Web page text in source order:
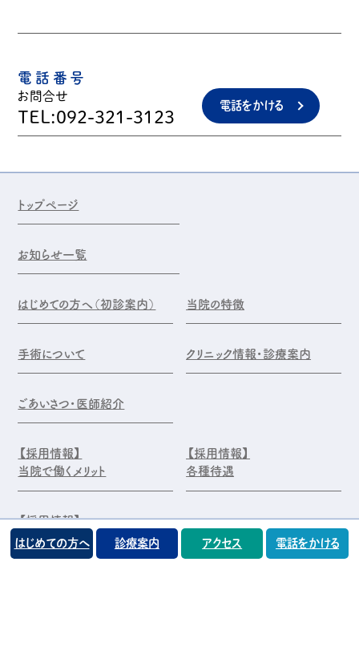
電話番号
お問合せ
TEL:092-321-3123
電話をかける
トップページ
お知らせ一覧
はじめての方へ（初診案内） 当院の特徴
手術について クリニック情報・診療案内
ごあいさつ・医師紹介
【採用情報】
当院で働くメリット
【採用情報】
各種待遇
【採用情報】
エントリー・お問合せ
はじめての方へ 診療案内 アクセス 電話をかける